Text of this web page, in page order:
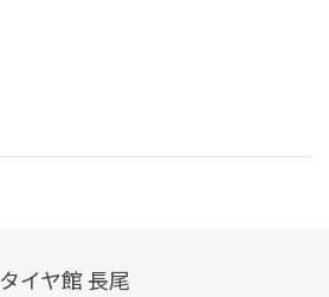
タイヤ館 長尾